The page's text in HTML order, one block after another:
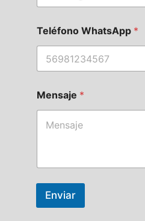
Teléfono WhatsApp *
Mensaje *
Enviar